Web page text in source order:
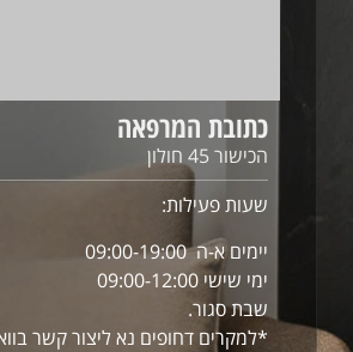
כתובת המרפאה
הכישור 45 חולון
שעות פעילות:
יימים א-ה 09:00-19:00
ימי שישי 09:00-12:00
שבת סגור.
*למקרים דחופים נא ליצור קשר